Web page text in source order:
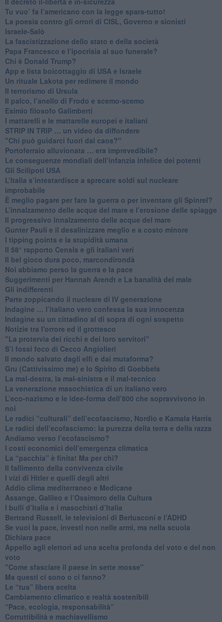
Tu vuo’ fa l’americano con la legge spara-tutto!
La poesia contro gli orrori di CISL, Governo e sionisti
Israele-Salò
​La fascistizzazione dello stato e della società
Papa Francesco e l’ipocrisia al suo funerale?
​Chi è Donald Trump?
App e lista boicottaggio di USA e Israele
​Un rituale Lakota per redimere il mondo
Il terrorismo di Ursula
​Il palco, l’anello di Frodo e scemo-scemo
Esimio filosofo Galimberti
​I mattarelli e le mattarelle europei e italiani
​STRIP IN TRIP … un video da diffondere
"Chi può guidarci fuori dal caos?"
​Portoferraio alluvionata … era imprevedibile?
Le conseguenze mondiali dell’infanzia infelice dei potenti
​Gli Scilipoti USA
L’Italia s’intestardisce a sprecare soldi sul nucleare
improbabile
È meglio pagare per fare la guerra o per inventare gli Spinrel?
​L’innalzamento delle acque del mare e l’erosione delle spiagge
​Il progressivo innalzamento delle acque del mare
​Gunter Pauli e il desalinizzare meglio e a costo minore
I tipping points e la stupidità umana
​Il 58° rapporto Censis e gli italiani veri
​Il bel gioco dura poco, marcondirondà
Noi abbiamo perso la guerra e la pace
Suggerimenti per Hannah Arendt e La banalità del male
​Gli indifferenti
Parte zoppicando il nucleare di IV generazione
​Indagine … l’italiano vero confessa la sua innocenza
Indagine su un cittadino al di sopra di ogni sospetto
Notizie tra l'orrore ed il grottesco
"La protervia dei ricchi e dei loro servitori"
S’i fossi foco di Cecco Angiolieri
​Il mondo salvato dagli elfi e dai mutaforma?
Gru (Cattivissimo me) e lo Spirito di Goebbels
​La mal-destra, la mal-sinistra e il mal-tecnico
​La venerazione masochistica di un italiano vero
​L’eco-nazismo e le idee-forma dell’800 che sopravvivono in
noi
​Le radici “culturali” dell’ecofascismo, Nordio e Kamala Harris
Le radici dell’ecofascismo: la purezza della terra e della razza
Andiamo verso l’ecofascismo?
I costi economici dell’emergenza climatica
​La “pacchia” è finita! Ma per chi?
​Il fallimento della convivenza civile
​I vizi di Hitler e quelli degli altri
Addio clima mediterraneo e Medicane
​Assange, Galileo e l’Ossimoro della Cultura
​I bulli d’Italia e i masochisti d’Italia
​Bertrand Russell, le televisioni di Berlusconi e l’ADHD
​Se vuoi la pace, investi non nelle armi, ma nella scuola
​Dichiara pace
​Appello agli elettori ad una scelta profonda del voto e del non
voto
"Come sfasciare il paese in sette mosse"
​Ma questi ci sono o ci fanno?
​Le “tua” libera scelta
Cambiamento climatico e realtà sostenibili
“Pace, ecologia, responsabilità”
​Corruttibilità e machiavellismo